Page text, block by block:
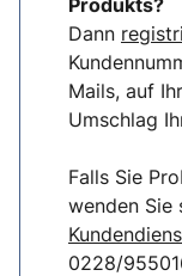
Produkts?
Dann
Mails, auf
Umschlag
Falls Sie
wenden Sie
0228/